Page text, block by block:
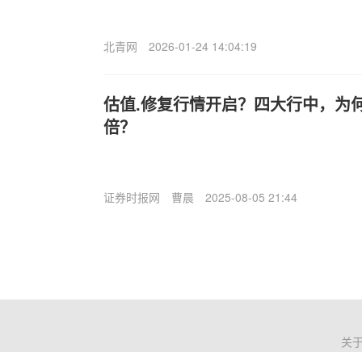
北青网 2026-01-24 14:04:19
估值.修复行情开启？四大行中，为
倍？
证券时报网 曹晨 2025-08-05 21:44
关